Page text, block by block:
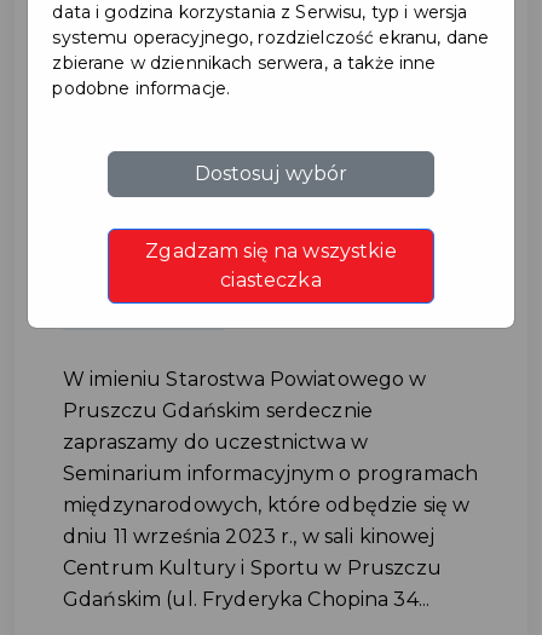
Seminarium informacyjne o
międzynarodowych
W imieniu Starostwa Powiatowego w
Pruszczu Gdańskim serdecznie
zapraszamy do uczestnictwa w
Seminarium informacyjnym o programach
międzynarodowych, które odbędzie się w
dniu 11 września 2023 r., w sali kinowej
Centrum Kultury i Sportu w Pruszczu
Gdańskim (ul. Fryderyka Chopina 34...
data i godzina korzystania z Serwisu, typ i wersja
systemu operacyjnego, rozdzielczość ekranu, dane
zbierane w dziennikach serwera, a także inne
podobne informacje.
Dostosuj wybór
Zgadzam się na wszystkie
ciasteczka